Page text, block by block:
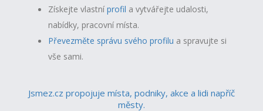
Získejte vlastníprofil a vytvářejte udalosti,
nabídky, pracovní místa.
Převezměte správu svého profilu a spravujte si
vše sami.
Jsmez.cz propojuje místa, podniky, akce a lidi napříč
městy.